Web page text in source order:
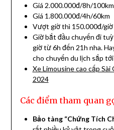
Giá 2.000.000đ/8h/
Giá 1.800.000đ/4h/60km
Vượt giờ thì 150.000đ/giờ
Giờ bắt đầu chuyến đi
giờ từ 6h đến 21h nha.
cho chuyến du lịch sắp tới
Xe Limousine cao cấp
2024
Các điểm tham quan
Bảo tàng “Chứng Tích